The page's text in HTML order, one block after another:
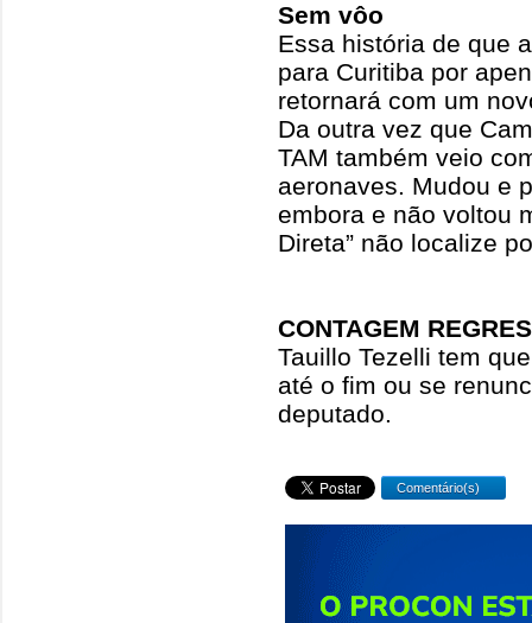
Sem vôo
Essa história de que
para Curitiba por
retornará com um
Da outra vez que
TAM também veio
aeronaves. Mudou e
embora e não voltou
Direta” não localize
CONTAGEM
Tauillo Tezelli tem
até o fim ou se
deputado.
Comentário(s)